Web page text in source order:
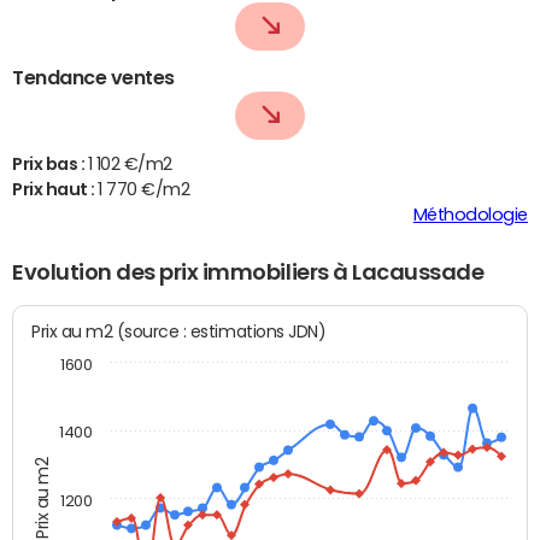
Tendance ventes
Prix bas :
1 102 €/m2
Prix haut :
1 770 €/m2
Méthodologie
Evolution des prix immobiliers à Lacaussade
Prix au m2
Prix au m2 (source : estimations JDN)
1200
1400
1600